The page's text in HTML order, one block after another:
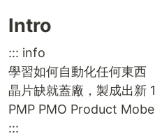
Intro
::: info
學習如何自動化任何東西
晶片缺就蓋廠，製成出新
PMP PMO Product Mobe
:::